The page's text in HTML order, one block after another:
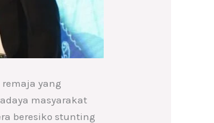
yang
masyarakat
beresiko stunting